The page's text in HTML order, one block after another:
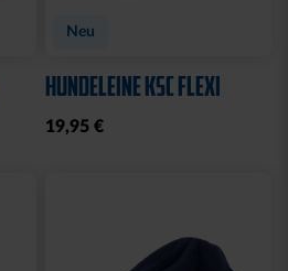
Neu
HUNDELEINE KSC FLEXI
19,95 €